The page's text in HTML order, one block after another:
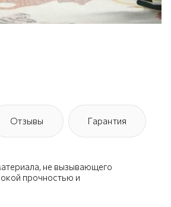
Отзывы Гарантия
не вызывающего
прочностью и